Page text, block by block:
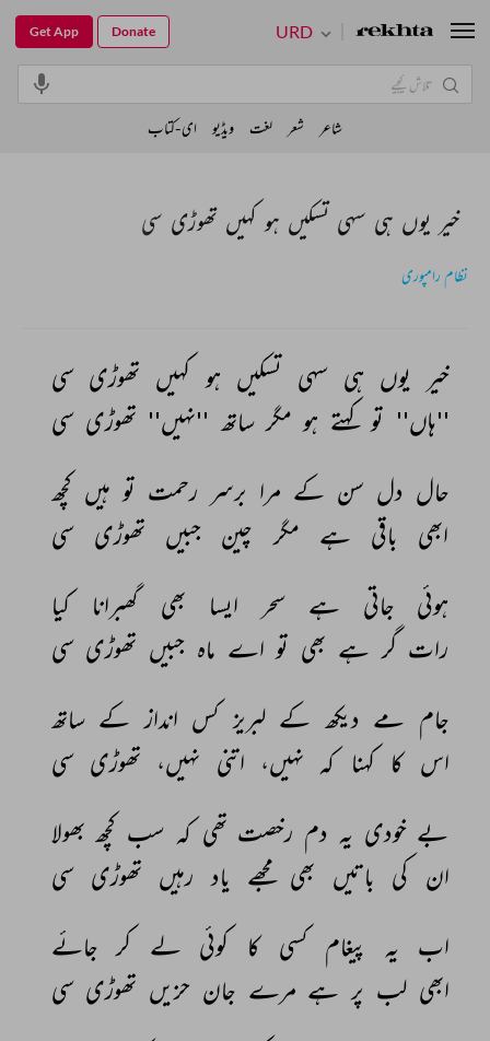
خیر یوں ہی سہی تسکیں ہو کہیں تھوڑی سی
نظام رامپوری
خیر یوں ہی سہی تسکیں ہو کہیں تھوڑی سی
''ہاں'' تو کہتے ہو مگر ساتھ ''نہیں'' تھوڑی سی
حال دل سن کے مرا برسر رحمت تو ہیں کچھ
ابھی
باقی ہے مگر چین جبیں تھوڑی
سی
ہوئی
جاتی ہے سحر ایسا بھی گھبرانا
کیا
رات گر ہے بھی تو اے ماہ جبیں تھوڑی سی
جام مے دیکھ کے لبریز کس انداز کے ساتھ
اس کا کہنا کہ نہیں، اتنی نہیں، تھوڑی سی
بے خودی یہ دم رخصت تھی کہ سب کچھ بھولا
ان کی باتیں بھی مجھے یاد رہیں تھوڑی سی
اب
یہ پیغام کسی کا کوئی لے کر جائے
ابھی لب پر ہے مرے جان حزیں تھوڑی سی
URD
Get App Donate
شاعر شعر لغت ویڈیو ای-کتاب